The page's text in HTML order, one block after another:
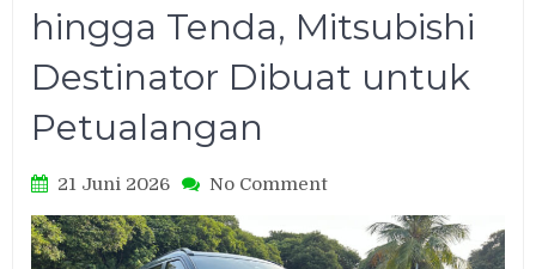
hingga Tenda, Mitsubishi
Destinator Dibuat untuk
Petualangan
21 Juni 2026 No Commenton
Muat
Carrier